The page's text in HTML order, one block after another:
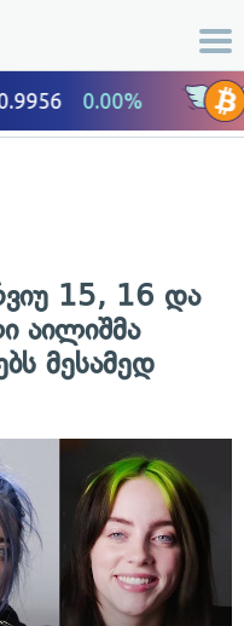
15, 16 და
აილიშმა
მესამედ